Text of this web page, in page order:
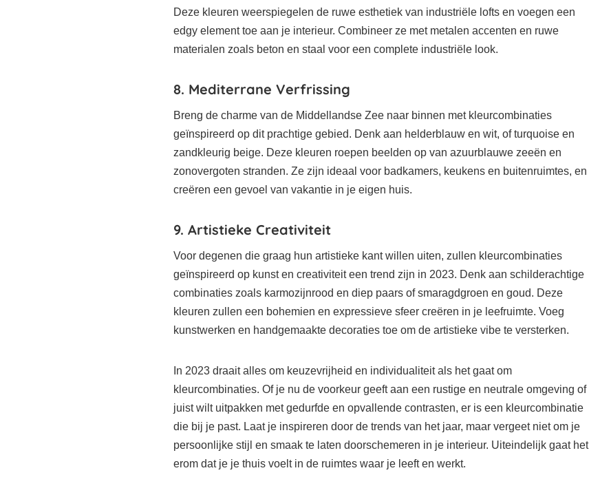
Deze kleuren weerspiegelen de ruwe esthetiek van industriële lofts en voegen een
edgy element toe aan je interieur. Combineer ze met metalen accenten en ruwe
materialen zoals beton en staal voor een complete industriële look.
8. Mediterrane Verfrissing
Breng de charme van de Middellandse Zee naar binnen met kleurcombinaties
geïnspireerd op dit prachtige gebied. Denk aan helderblauw en wit, of turquoise en
zandkleurig beige. Deze kleuren roepen beelden op van azuurblauwe zeeën en
zonovergoten stranden. Ze zijn ideaal voor badkamers, keukens en buitenruimtes, en
creëren een gevoel van vakantie in je eigen huis.
9. Artistieke Creativiteit
Voor degenen die graag hun artistieke kant willen uiten, zullen kleurcombinaties
geïnspireerd op kunst en creativiteit een trend zijn in 2023. Denk aan schilderachtige
combinaties zoals karmozijnrood en diep paars of smaragdgroen en goud. Deze
kleuren zullen een bohemien en expressieve sfeer creëren in je leefruimte. Voeg
kunstwerken en handgemaakte decoraties toe om de artistieke vibe te versterken.
In 2023 draait alles om keuzevrijheid en individualiteit als het gaat om
kleurcombinaties. Of je nu de voorkeur geeft aan een rustige en neutrale omgeving of
juist wilt uitpakken met gedurfde en opvallende contrasten, er is een kleurcombinatie
die bij je past. Laat je inspireren door de trends van het jaar, maar vergeet niet om je
persoonlijke stijl en smaak te laten doorschemeren in je interieur. Uiteindelijk gaat het
erom dat je je thuis voelt in de ruimtes waar je leeft en werkt.